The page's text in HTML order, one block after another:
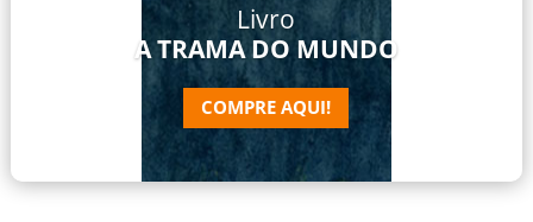
Livro
A TRAMA DO MUNDO
COMPRE AQUI!